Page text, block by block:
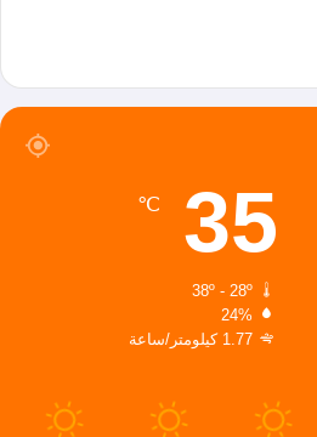
35
℃
38º - 28º
24%
1.77 كيلومتر/ساعة